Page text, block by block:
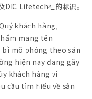
DIC Lifetech社的标识。
khách hàng,
mang tên
mô phỏng theo sản
hiện nay đang gây
khách hàng vì
cầu tìm hiểu về sản